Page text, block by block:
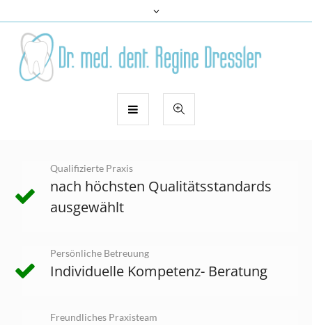
Qualifizierte Praxis
nach höchsten Qualitätsstandards
ausgewählt
Persönliche Betreuung
Individuelle Kompetenz- Beratung
Freundliches Praxisteam